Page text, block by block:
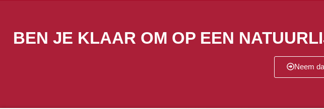
BEN JE KLAAR OM OP EEN
Neem